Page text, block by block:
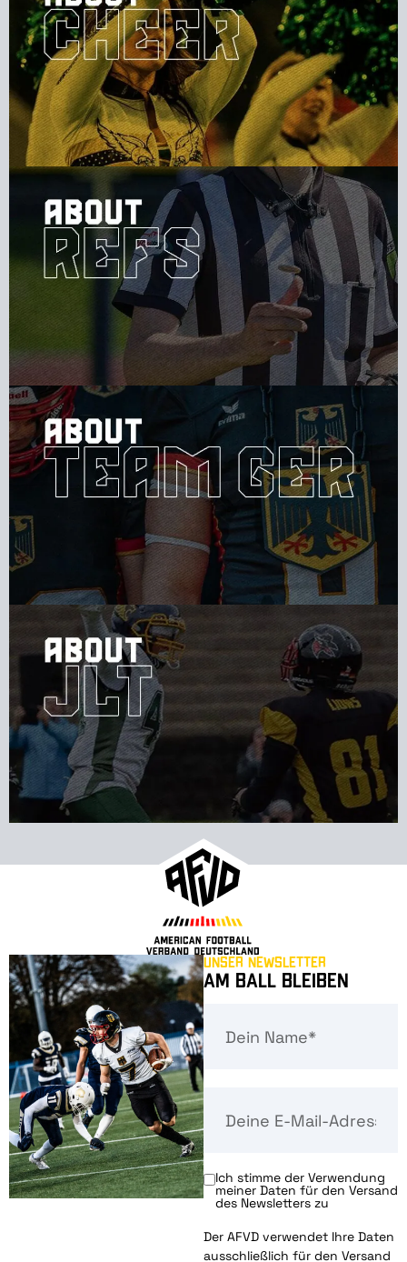
Unser Newsletter
Am Ball bleiben
Ich stimme der Verwendung
meiner Daten für den Versand
des Newsletters zu
Der AFVD verwendet Ihre Daten
ausschließlich für den Versand